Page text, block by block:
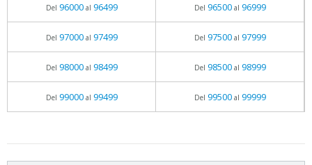
Del 96000al 96499 Del 96500al 96999
Del 97000al 97499 Del 97500al 97999
Del 98000al 98499 Del 98500al 98999
Del 99000al 99499 Del 99500al 99999